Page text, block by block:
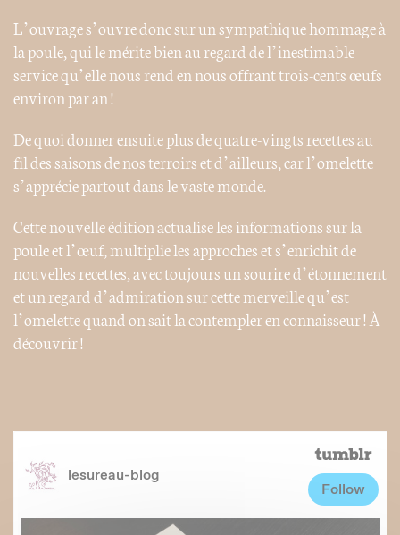
L’ouvrage s’ouvre donc sur un sympathique hommage à
la poule, qui le mérite bien au regard de l’inestimable
service qu’elle nous rend en nous offrant trois-cents œufs
environ par an !
De quoi donner ensuite plus de quatre-vingts recettes au
fil des saisons de nos terroirs et d’ailleurs, car l’omelette
s’apprécie partout dans le vaste monde.
Cette nouvelle édition actualise les informations sur la
poule et l’œuf, multiplie les approches et s’enrichit de
nouvelles recettes, avec toujours un sourire d’étonnement
et un regard d’admiration sur cette merveille qu’est
l’omelette quand on sait la contempler en connaisseur ! À
découvrir !